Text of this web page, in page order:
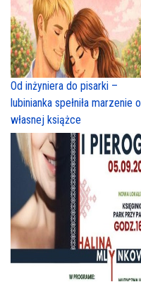
Od inżyniera do pisarki –
lubinianka spełniła marzenie o
własnej książce